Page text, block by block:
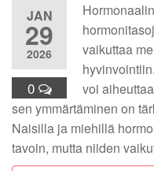
JAN
29
2026
0
vaikuttaa
voi
sen ymmärtäminen on
Naisilla ja miehillä
tavoin, mutta niiden